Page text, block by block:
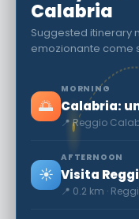
Calabria
Suggested itinerary
emozionante come
🌅
MORNING
📍 Reggio
☀️
AFTERNOON
📍 0.2 km ·